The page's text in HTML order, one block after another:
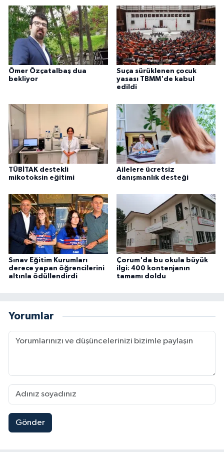
Ömer Özçatalbaş dua
bekliyor
Suça sürüklenen çocuk
yasası TBMM'de kabul
edildi
TÜBİTAK destekli
mikotoksin eğitimi
Ailelere ücretsiz
danışmanlık desteği
Sınav Eğitim Kurumları
derece yapan öğrencilerini
altınla ödüllendirdi
Çorum'da bu okula büyük
ilgi: 400 kontenjanın
tamamı doldu
Yorumlar
Gönder